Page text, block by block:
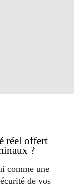
réel offert
?
comme une
de vos